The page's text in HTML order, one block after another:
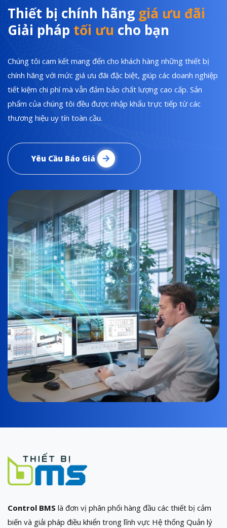
Thiết bị chính hãng giá ưu đãi
Giải pháp tối ưu cho bạn
Chúng tôi cam kết mang đến cho khách hàng những thiết bị
chính hãng với mức giá ưu đãi đặc biệt, giúp các doanh nghiệp
tiết kiệm chi phí mà vẫn đảm bảo chất lượng cao cấp. Sản
phẩm của chúng tôi đều được nhập khẩu trực tiếp từ các
thương hiệu uy tín toàn cầu.
Yêu Cầu Báo Giá
Control BMS là đơn vị phân phối hàng đầu các thiết bị cảm
biến và giải pháp điều khiển trong lĩnh vực Hệ thống Quản lý